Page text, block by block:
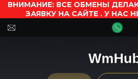
ВНИМАНИЕ: ВСЕ ОБМЕНЫ
ЗАЯВКУ НА САЙТЕ . У НАС